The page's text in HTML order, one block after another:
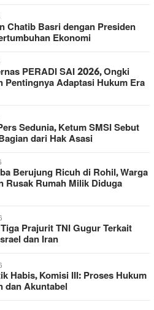
Chatib Basri dengan Presiden
Ekonomi
PERADI SAI 2026, Ongki
Pentingnya Adaptasi Hukum Era
Sedunia, Ketum SMSI Sebut
dari Hak Asasi
Berujung Ricuh di Rohil, Warga
Rusak Rumah Milik Diduga
Prajurit TNI Gugur Terkait
dan Iran
Habis, Komisi III: Proses Hukum
dan Akuntabel